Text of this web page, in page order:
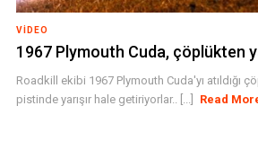
VIDEO
1967 Plymouth Cuda, çöplükten
Roadkill ekibi 1967 Plymouth Cuda'yı atıldığı
pistinde yarışır hale getiriyorlar.. [...]
Read